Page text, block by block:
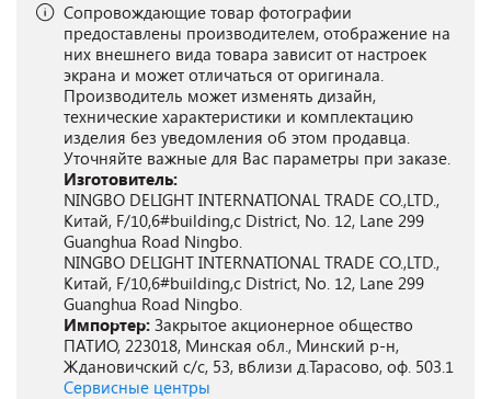
Сопровождающие товар фотографии
предоставлены производителем, отображение на
них внешнего вида товара зависит от настроек
экрана и может отличаться от оригинала.
Производитель может изменять дизайн,
технические характеристики и комплектацию
изделия без уведомления об этом продавца.
Уточняйте важные для Вас параметры при заказе.
Изготовитель:
NINGBO DELIGHT INTERNATIONAL TRADE CO.,LTD.,
Китай, F/10,6#building,c District, No. 12, Lane 299
Guanghua Road Ningbo.
NINGBO DELIGHT INTERNATIONAL TRADE CO.,LTD.,
Китай, F/10,6#building,c District, No. 12, Lane 299
Guanghua Road Ningbo.
Импортер: Закрытое акционерное общество
ПАТИО, 223018, Минская обл., Минский р-н,
Ждановичский с/с, 53, вблизи д.Тарасово, оф. 503.1
Сервисные центры